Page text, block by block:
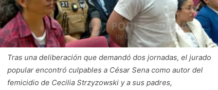
Tras una deliberación que demandó dos jornadas, el jurado
popular encontró culpables a César Sena como autor del
femicidio de Cecilia Strzyzowski y a sus padres,